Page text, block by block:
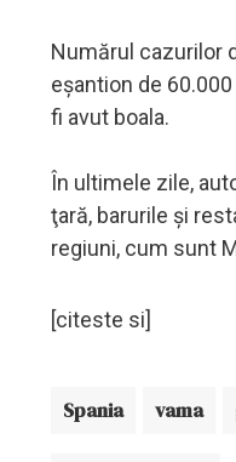
Numărul cazurilor
eşantion de
fi avut boala.
În ultimele zile,
ţară, barurile şi
regiuni, cum sunt
[citeste si]
Spania vama